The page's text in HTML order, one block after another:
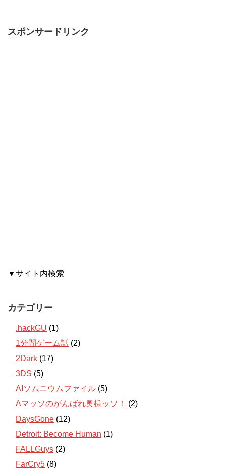
スポンサードリンク
▼サイト内検索
カテゴリー
.hackGU (1)
1分間ゲーム話 (2)
2Dark (17)
3DS (5)
AIソムニウムファイル (5)
Aマッソのがんばれ奥様ッソ！
(2)
DaysGone (12)
Detroit: Become Human (1)
FALLGuys (2)
FarCry5 (8)